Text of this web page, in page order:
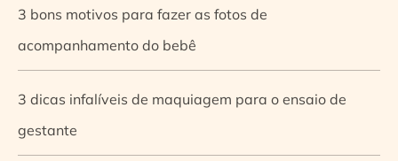
3 bons motivos para fazer as fotos de
acompanhamento do bebê
3 dicas infalíveis de maquiagem para o ensaio de
gestante